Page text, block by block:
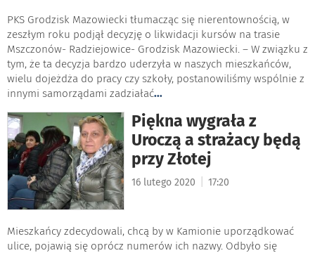
PKS Grodzisk Mazowiecki tłumacząc się nierentownością, w
zeszłym roku podjął decyzję o likwidacji kursów na trasie
Mszczonów- Radziejowice- Grodzisk Mazowiecki. – W związku z
tym, że ta decyzja bardzo uderzyła w naszych mieszkańców,
wielu dojeżdża do pracy czy szkoły, postanowiliśmy wspólnie z
innymi samorządami zadziałać...
Piękna wygrała z
Uroczą a strażacy będą
przy Złotej
16 lutego 2020 17:20
Mieszkańcy zdecydowali, chcą by w Kamionie uporządkować
ulice, pojawią się oprócz numerów ich nazwy. Odbyło się